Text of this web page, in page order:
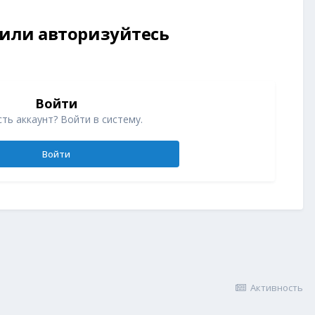
авторизуйтесь
Войти
аккаунт? Войти в систему.
Войти
Активность